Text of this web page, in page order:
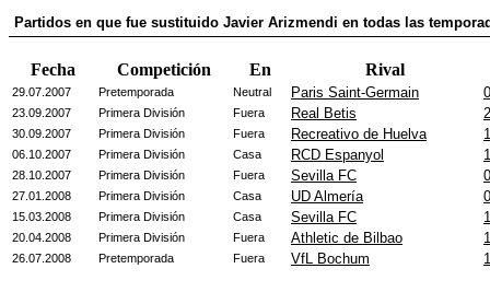
Partidos en que fue sustituido Javier Arizmendi en todas las
Fecha Competición En Rival
29.07.2007 Pretemporada Neutral Paris Saint-Germain
23.09.2007 Primera División Fuera Real Betis
30.09.2007 Primera División Fuera Recreativo de Huelva
06.10.2007 Primera División Casa RCD Espanyol
28.10.2007 Primera División Fuera Sevilla FC
27.01.2008 Primera División Casa UD Almería
15.03.2008 Primera División Casa Sevilla FC
20.04.2008 Primera División Fuera Athletic de Bilbao
26.07.2008 Pretemporada Fuera VfL Bochum